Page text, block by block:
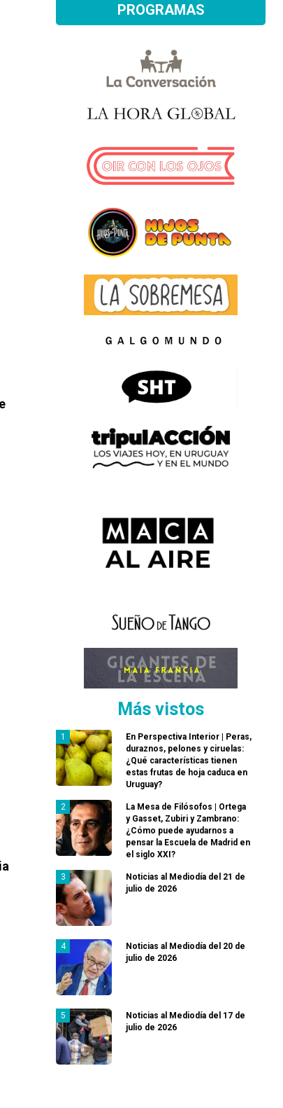
PROGRAMAS
Más vistos
En Perspectiva Interior | Peras,
duraznos, pelones y ciruelas:
¿Qué características tienen
estas frutas de hoja caduca en
Uruguay?
La Mesa de Filósofos | Ortega
y Gasset, Zubiri y Zambrano:
¿Cómo puede ayudarnos a
pensar la Escuela de Madrid en
el siglo XXI?
Noticias al Mediodía del 21 de
julio de 2026
Noticias al Mediodía del 20 de
julio de 2026
Noticias al Mediodía del 17 de
julio de 2026